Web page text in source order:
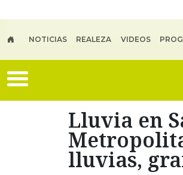
NOTICIAS REALEZA VIDEOS
Lluvia en
lluvias,